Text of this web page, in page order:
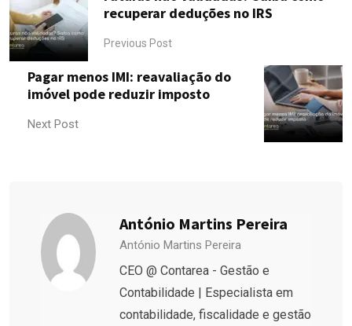
recuperar deduções no IRS
Previous Post
Pagar menos IMI: reavaliação do
imóvel pode reduzir imposto
Next Post
António Martins Pereira
António Martins Pereira
CEO @ Contarea - Gestão e
Contabilidade | Especialista em
contabilidade, fiscalidade e gestão